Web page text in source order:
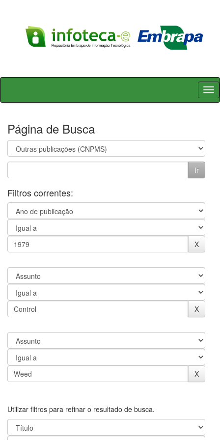
Skip
Página de Busca
Filtros correntes:
Utilizar filtros para refinar o resultado de busca.